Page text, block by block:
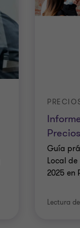
Guía
Local
2025 en
Lectura